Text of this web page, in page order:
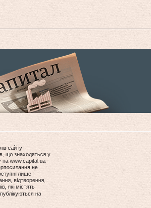
сайту
що знаходяться у
на www.capital.ua
не
лише
відтворення,
які містять
публікуються на